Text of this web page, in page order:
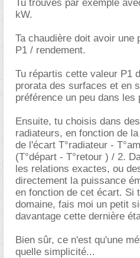
Tu trouves par exemple
kW.
Ta chaudière doit avoir une
P1 / rendement.
Tu répartis cette valeur P1
prorata des surfaces et en
préférence un peu dans
Ensuite, tu choisis dans
radiateurs, en fonction de
de l'écart T°radiateur -
(T°départ - T°retour ) / 2.
les relations exactes, ou
directement la puissance
en fonction de cet écart. Si
domaine, fais moi un petit
davantage cette dernière
Bien sûr, ce n'est qu'une
quelle simplicité...